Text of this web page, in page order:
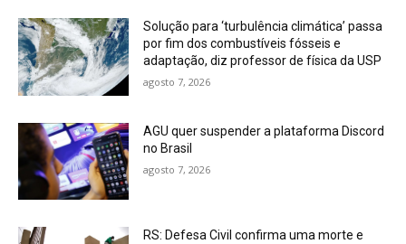
Solução para ‘turbulência climática’ passa
por fim dos combustíveis fósseis e
adaptação, diz professor de física da USP
agosto 7, 2026
AGU quer suspender a plataforma Discord
no Brasil
agosto 7, 2026
RS: Defesa Civil confirma uma morte e